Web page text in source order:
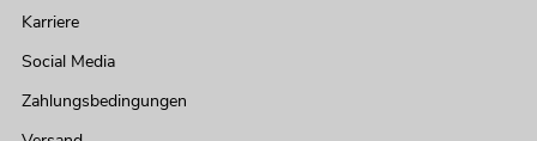
Karriere
Social Media
Zahlungsbedingungen